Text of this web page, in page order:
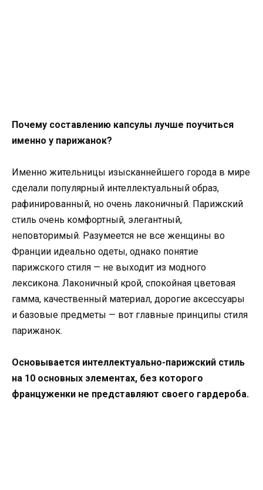
Почему составлению капсулы лучше поучиться
именно у парижанок?
Именно жительницы изысканнейшего города в мире
сделали популярный интеллектуальный образ,
рафинированный, но очень лаконичный. Парижский
стиль очень комфортный, элегантный,
неповторимый. Разумеется не все женщины во
Франции идеально одеты, однако понятие
парижского стиля — не выходит из модного
лексикона. Лаконичный крой, спокойная цветовая
гамма, качественный материал, дорогие аксессуары
и базовые предметы — вот главные принципы стиля
парижанок.
Основывается интеллектуально-парижский стиль
на 10 основных элементах, без которого
француженки не представляют своего гардероба.